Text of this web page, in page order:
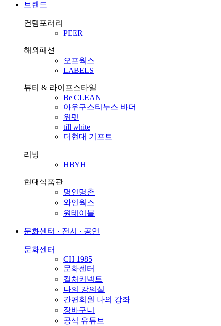
브랜드
컨템포러리
PEER
해외패션
오프웍스
LABELS
뷰티 & 라이프스타일
Be CLEAN
아우구스티누스 바더
위펫
till white
더현대 기프트
리빙
HBYH
현대식품관
명인명촌
와인웍스
원테이블
문화센터 · 전시 · 공연
문화센터
CH 1985
문화센터
컬처커넥트
나의 강의실
간편회원 나의 강좌
장바구니
공식 유튜브